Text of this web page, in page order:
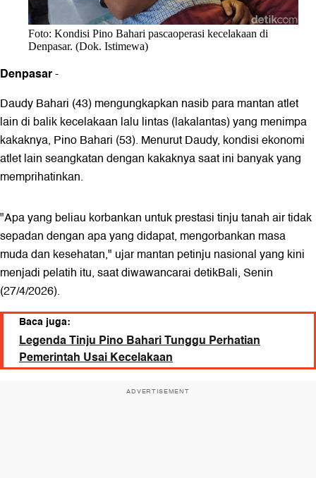
Foto: Kondisi Pino Bahari pascaoperasi kecelakaan di
Denpasar. (Dok. Istimewa)
Denpasar-
Daudy Bahari (43) mengungkapkan nasib para mantan atlet
lain di balik kecelakaan lalu lintas (lakalantas) yang menimpa
kakaknya, Pino Bahari (53). Menurut Daudy, kondisi ekonomi
atlet lain seangkatan dengan kakaknya saat ini banyak yang
memprihatinkan.
"Apa yang beliau korbankan untuk prestasi tinju tanah air tidak
sepadan dengan apa yang didapat, mengorbankan masa
muda dan kesehatan," ujar mantan petinju nasional yang kini
menjadi pelatih itu, saat diwawancarai detikBali, Senin
(27/4/2026).
Baca juga:
Legenda Tinju Pino Bahari Tunggu Perhatian
Pemerintah Usai Kecelakaan
ADVERTISEMENT